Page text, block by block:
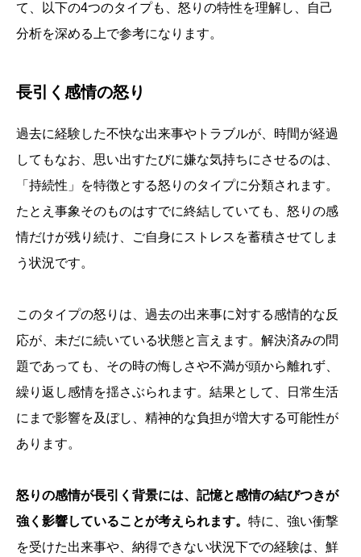
て、以下の4つのタイプも、怒りの特性を理解し、自己
分析を深める上で参考になります。
長引く感情の怒り
過去に経験した不快な出来事やトラブルが、時間が経過
してもなお、思い出すたびに嫌な気持ちにさせるのは、
「持続性」を特徴とする怒りのタイプに分類されます。
たとえ事象そのものはすでに終結していても、怒りの感
情だけが残り続け、ご自身にストレスを蓄積させてしま
う状況です。
このタイプの怒りは、過去の出来事に対する感情的な反
応が、未だに続いている状態と言えます。解決済みの問
題であっても、その時の悔しさや不満が頭から離れず、
繰り返し感情を揺さぶられます。結果として、日常生活
にまで影響を及ぼし、精神的な負担が増大する可能性が
あります。
怒りの感情が長引く背景には、記憶と感情の結びつきが
強く影響していることが考えられます。 特に、強い衝撃
を受けた出来事や、納得できない状況下での経験は、鮮